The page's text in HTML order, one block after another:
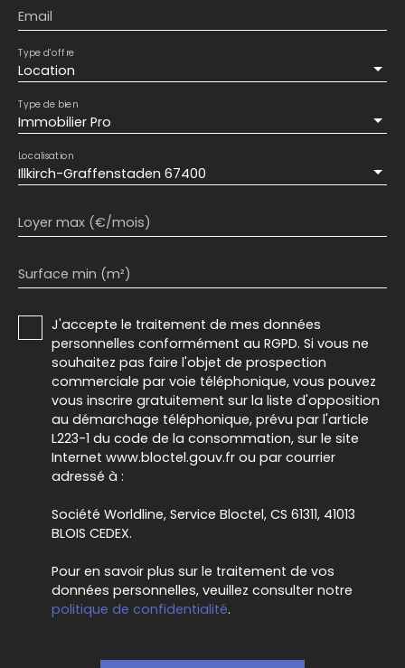
Email
Location
Type d'offre
Immobilier Pro
Type de bien
Illkirch-Graffenstaden 67400
Localisation
Loyer max (€/mois)
Surface min (m²)
J'accepte le traitement de mes données
personnelles conformément au RGPD. Si vous ne
souhaitez pas faire l'objet de prospection
commerciale par voie téléphonique, vous pouvez
vous inscrire gratuitement sur la liste d'opposition
au démarchage téléphonique, prévu par l'article
L223-1 du code de la consommation, sur le site
Internet www.bloctel.gouv.fr ou par courrier
adressé à :
Société Worldline, Service Bloctel, CS 61311, 41013
BLOIS CEDEX.
Pour en savoir plus sur le traitement de vos
données personnelles, veuillez consulter notre
politique de confidentialité.